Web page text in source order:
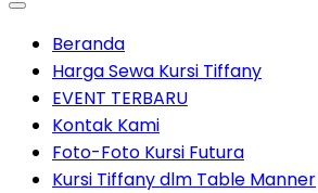
Beranda
Harga Sewa Kursi Tiffany
EVENT TERBARU
Kontak Kami
Foto-Foto Kursi Futura
Kursi Tiffany dlm Table Manner